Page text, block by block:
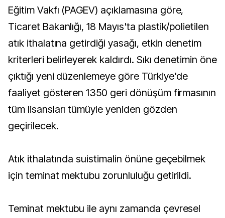
Eğitim Vakfı (PAGEV) açıklamasına göre,
Ticaret Bakanlığı, 18 Mayıs'ta plastik/polietilen
atık ithalatına getirdiği yasağı, etkin denetim
kriterleri belirleyerek kaldırdı. Sıkı denetimin öne
çıktığı yeni düzenlemeye göre Türkiye'de
faaliyet gösteren 1350 geri dönüşüm firmasının
tüm lisansları tümüyle yeniden gözden
geçirilecek.
Atık ithalatında suistimalin önüne geçebilmek
için teminat mektubu zorunluluğu getirildi.
Teminat mektubu ile aynı zamanda çevresel